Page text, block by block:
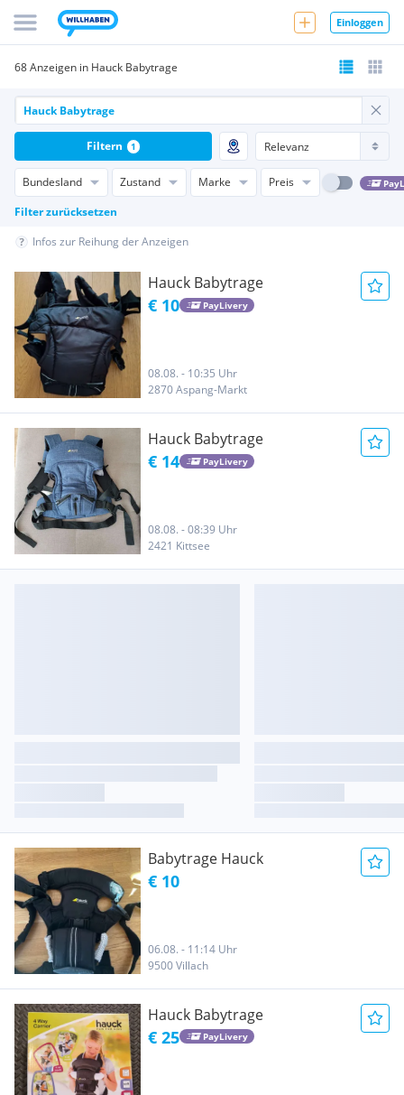
Einloggen
68 Anzeigen in Hauck Babytrage
Bundesland Zustand Marke Preis
Filter zurücksetzen
Filtern 1
Infos zur Reihung der Anzeigen
Hauck Babytrage
€ 10 PayLivery
08.08. - 10:35 Uhr
2870 Aspang-Markt
Hauck Babytrage
€ 14 PayLivery
08.08. - 08:39 Uhr
2421 Kittsee
Babytrage Hauck
€ 10
06.08. - 11:14 Uhr
9500 Villach
Hauck Babytrage
€ 25 PayLivery